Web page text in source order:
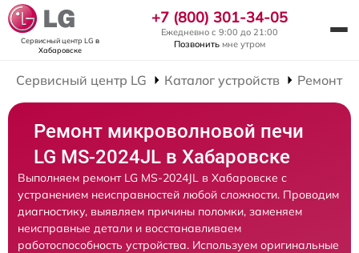
Сервисный центр LG в
Хабаровске
+7 (800) 301-34-05
Ежедневно с 9:00 до 21:00
Позвонить мне утром
Сервисный центр LG Каталог устройств Ремонт
Ремонт микроволновой печи
LG MS-2024JL в Хабаровске
Выполняем ремонт LG MS-2024JL в Хабаровске с
устранением неисправностей любой сложности. Проводим
диагностику, выявляем причины поломки, заменяем
неисправные детали и восстанавливаем
работоспособность устройства. Используем оригинальные